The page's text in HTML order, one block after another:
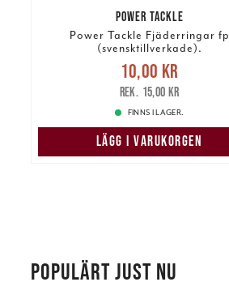
POWER TACKLE
Power Tackle Fjäderringar fp
(svensktillverkade).
Nuvarande pris
Tidigare pris
10,00 kr
15,00 kr
FINNS I LAGER.
LÄGG I VARUKORGEN
POPULÄRT JUST NU